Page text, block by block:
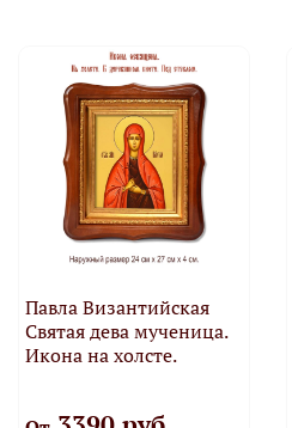
Павла Византийская
Святая дева мученица.
Икона на холсте.